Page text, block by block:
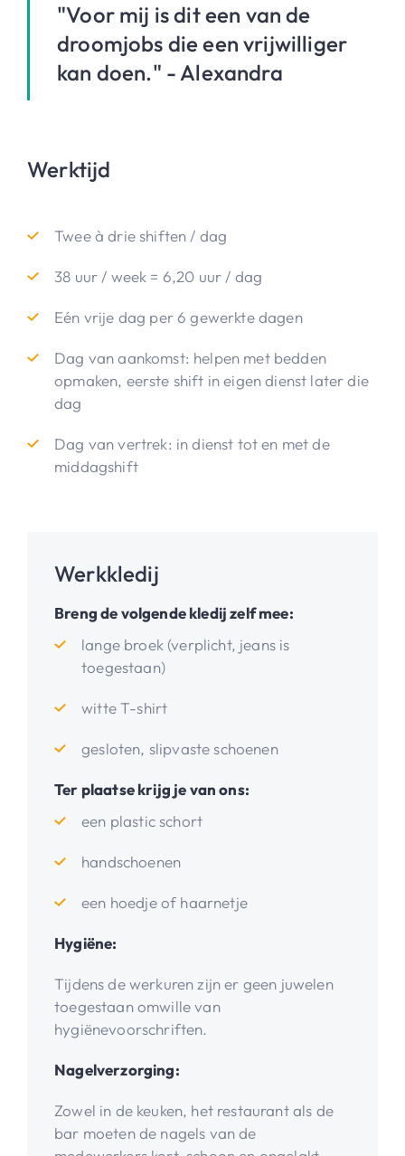
"Voor mij is dit een van de
droomjobs die een vrijwilliger
kan doen." - Alexandra
Werktijd
Twee à drie shiften / dag
38 uur / week = 6,20 uur / dag
Eén vrije dag per 6 gewerkte dagen
Dag van aankomst: helpen met bedden
opmaken, eerste shift in eigen dienst later die
dag
Dag van vertrek: in dienst tot en met de
middagshift
Werkkledij
Breng de volgende kledij zelf mee:
lange broek (verplicht, jeans is
toegestaan)
witte T-shirt
gesloten, slipvaste schoenen
Ter plaatse krijg je van ons:
een plastic schort
handschoenen
een hoedje of haarnetje
Hygiëne:
Tijdens de werkuren zijn er geen juwelen
toegestaan omwille van
hygiënevoorschriften.
Nagelverzorging:
Zowel in de keuken, het restaurant als de
bar moeten de nagels van de